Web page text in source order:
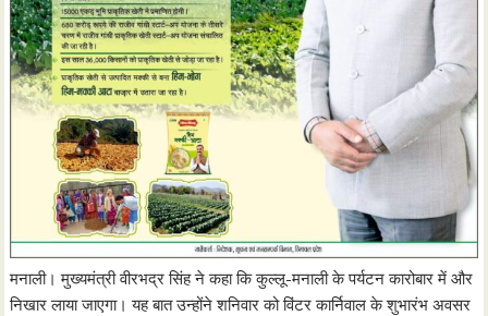
मनाली। मुख्यमंत्री वीरभद्र सिंह ने कहा कि कुल्लू-मनाली के पर्यटन कारोबार में और
निखार लाया जाएगा। यह बात उन्होंने शनिवार को विंटर कार्निवाल के शुभारंभ अवसर